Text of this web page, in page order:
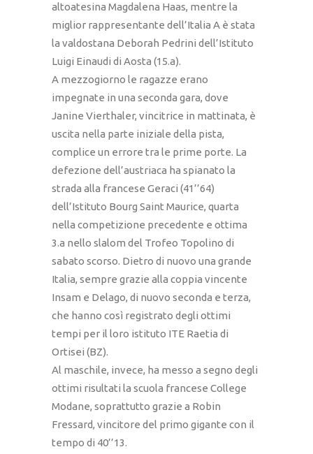
altoatesina Magdalena Haas, mentre la
miglior rappresentante dell’Italia A è stata
la valdostana Deborah Pedrini dell’Istituto
Luigi Einaudi di Aosta (15.a).
A mezzogiorno le ragazze erano
impegnate in una seconda gara, dove
Janine Vierthaler, vincitrice in mattinata, è
uscita nella parte iniziale della pista,
complice un errore tra le prime porte. La
defezione dell’austriaca ha spianato la
strada alla francese Geraci (41’’64)
dell’Istituto Bourg Saint Maurice, quarta
nella competizione precedente e ottima
3.a nello slalom del Trofeo Topolino di
sabato scorso. Dietro di nuovo una grande
Italia, sempre grazie alla coppia vincente
Insam e Delago, di nuovo seconda e terza,
che hanno così registrato degli ottimi
tempi per il loro istituto ITE Raetia di
Ortisei (BZ).
Al maschile, invece, ha messo a segno degli
ottimi risultati la scuola francese College
Modane, soprattutto grazie a Robin
Fressard, vincitore del primo gigante con il
tempo di 40’’13.